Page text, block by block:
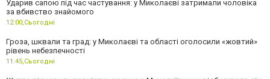
Ударив сапою під час частування: у Миколаєві затримали чоловіка
за вбивство знайомого
12:00, Сьогодні
Гроза, шквали та град: у Миколаєві та області оголосили «жовтий»
рівень небезпечності
11:45, Сьогодні